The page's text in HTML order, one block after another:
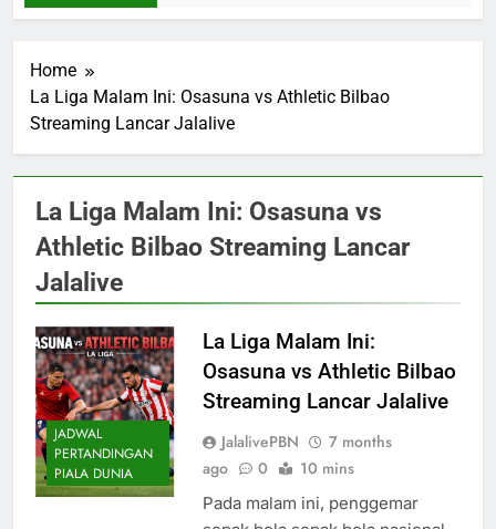
Home
La Liga Malam Ini: Osasuna vs Athletic Bilbao
Streaming Lancar Jalalive
La Liga Malam Ini: Osasuna vs
Athletic Bilbao Streaming Lancar
Jalalive
JADWAL
PERTANDINGAN
PIALA DUNIA
La Liga Malam Ini:
Osasuna vs Athletic Bilbao
Streaming Lancar Jalalive
JalalivePBN
7 months
ago
0 10 mins
Pada malam ini, penggemar